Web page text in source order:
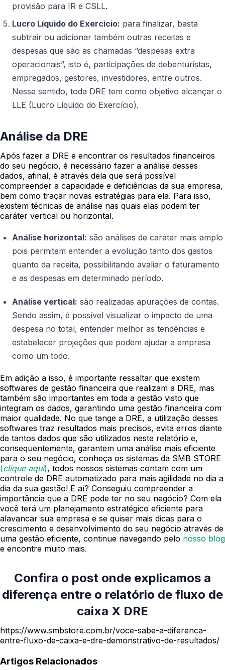
provisão para IR e CSLL.
Lucro Líquido do Exercício: para finalizar, basta
subtrair ou adicionar também outras receitas e
despesas que são as chamadas “despesas extra
operacionais”, isto é, participações de debenturistas,
empregados, gestores, investidores, entre outros.
Nesse sentido, toda DRE tem como objetivo alcançar o
LLE (Lucro Líquido do Exercício).
Análise da DRE
Após fazer a DRE e encontrar os resultados financeiros
do seu negócio, é necessário fazer a análise desses
dados, afinal, é através dela que será possível
compreender a capacidade e deficiências da sua empresa,
bem como traçar novas estratégias para ela. Para isso,
existem técnicas de análise nas quais elas podem ter
caráter vertical ou horizontal.
Análise horizontal: são análises de caráter mais amplo
pois permitem entender a evolução tanto dos gastos
quanto da receita, possibilitando avaliar o faturamento
e as despesas em determinado período.
Análise vertical: são realizadas apurações de contas.
Sendo assim, é possível visualizar o impacto de uma
despesa no total, entender melhor as tendências e
estabelecer projeções que podem ajudar a empresa
como um todo.
Em adição a isso, é importante ressaltar que existem
softwares de gestão financeira que realizam a DRE, mas
também são importantes em toda a gestão visto que
integram os dados, garantindo uma gestão financeira com
maior qualidade. No que tange a DRE, a utilização desses
softwares traz resultados mais precisos, evita erros diante
de tantos dados que são utilizados neste relatório e,
consequentemente, garantem uma análise mais eficiente
para o seu negócio, conheça os sistemas da SMB STORE
(clique aqui), todos nossos sistemas contam com um
controle de DRE automatizado para mais agilidade no dia a
dia da sua gestão! E aí? Conseguiu compreender a
importância que a DRE pode ter no seu negócio? Com ela
você terá um planejamento estratégico eficiente para
alavancar sua empresa e se quiser mais dicas para o
crescimento e desenvolvimento do seu negócio através de
uma gestão eficiente, continue navegando pelo nosso blog
e encontre muito mais.
Confira o post onde explicamos a
diferença entre o relatório de fluxo de
caixa X DRE
https://www.smbstore.com.br/voce-sabe-a-diferenca-
entre-fluxo-de-caixa-e-dre-demonstrativo-de-resultados/
Artigos Relacionados